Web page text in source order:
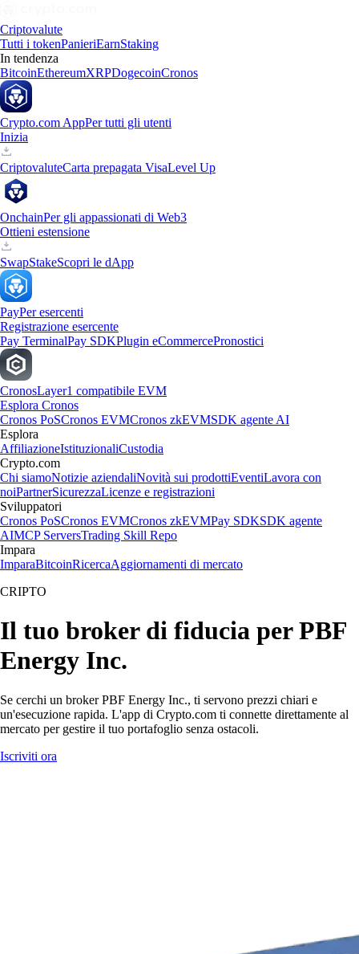
Criptovalute
Tutti i tokenPanieriEarnStaking
In tendenza
BitcoinEthereumXRPDogecoinCronos
Crypto.com AppPer tutti gli utenti
Inizia
CriptovaluteCarta prepagata VisaLevel Up
OnchainPer gli appassionati di Web3
Ottieni estensione
SwapStakeScopri le dApp
PayPer esercenti
Registrazione esercente
Pay TerminalPay SDKPlugin eCommercePronostici
CronosLayer1 compatibile EVM
Esplora Cronos
Cronos PoSCronos EVMCronos zkEVMSDK agente AI
Esplora
AffiliazioneIstituzionaliCustodia
Crypto.com
Chi siamoNotizie aziendaliNovità sui prodottiEventiLavora con
noiPartnerSicurezzaLicenze e registrazioni
Sviluppatori
Cronos PoSCronos EVMCronos zkEVMPay SDKSDK agente
AIMCP ServersTrading Skill Repo
Impara
ImparaBitcoinRicercaAggiornamenti di mercato
CRIPTO
Il tuo broker di fiducia per PBF
Energy Inc.
Se cerchi un broker PBF Energy Inc., ti servono prezzi chiari e
un'esecuzione rapida. L'app di Crypto.com ti connette direttamente al
mercato per gestire il tuo portafoglio senza ostacoli.
Iscriviti ora